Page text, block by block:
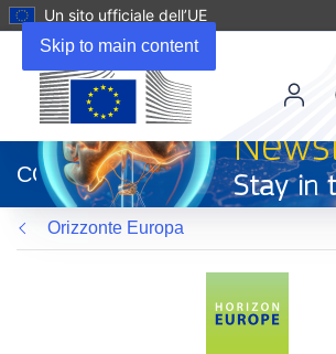
Skip to main content
Un sito ufficiale dell’UE
apre
in
una
nuova
finestra)
CORDIS
Orizzonte Europa